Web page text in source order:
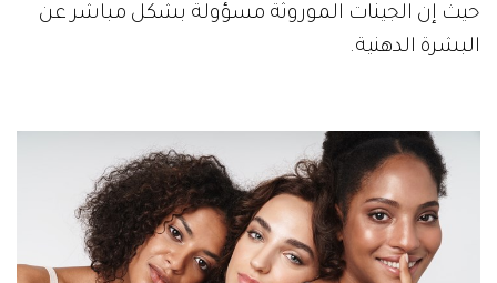
حيث إن الجينات الموروثة مسؤولة بشكل مباشر عن
البشرة الدهنية.